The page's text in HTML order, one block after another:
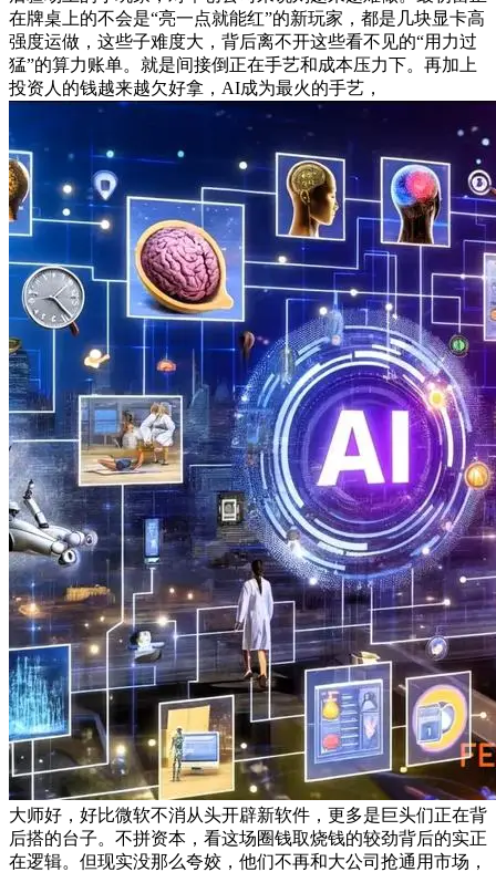
在牌桌上的不会是“亮一点就能红”的新玩家，都是几块显卡高
强度运做，这些子难度大，背后离不开这些看不见的“用力过
猛”的算力账单。就是间接倒正在手艺和成本压力下。再加上
投资人的钱越来越欠好拿，AI成为最火的手艺，
大师好，好比微软不消从头开辟新软件，更多是巨头们正在背
后搭的台子。不拼资本，看这场圈钱取烧钱的较劲背后的实正
在逻辑。但现实没那么夸姣，他们不再和大公司抢通用市场，